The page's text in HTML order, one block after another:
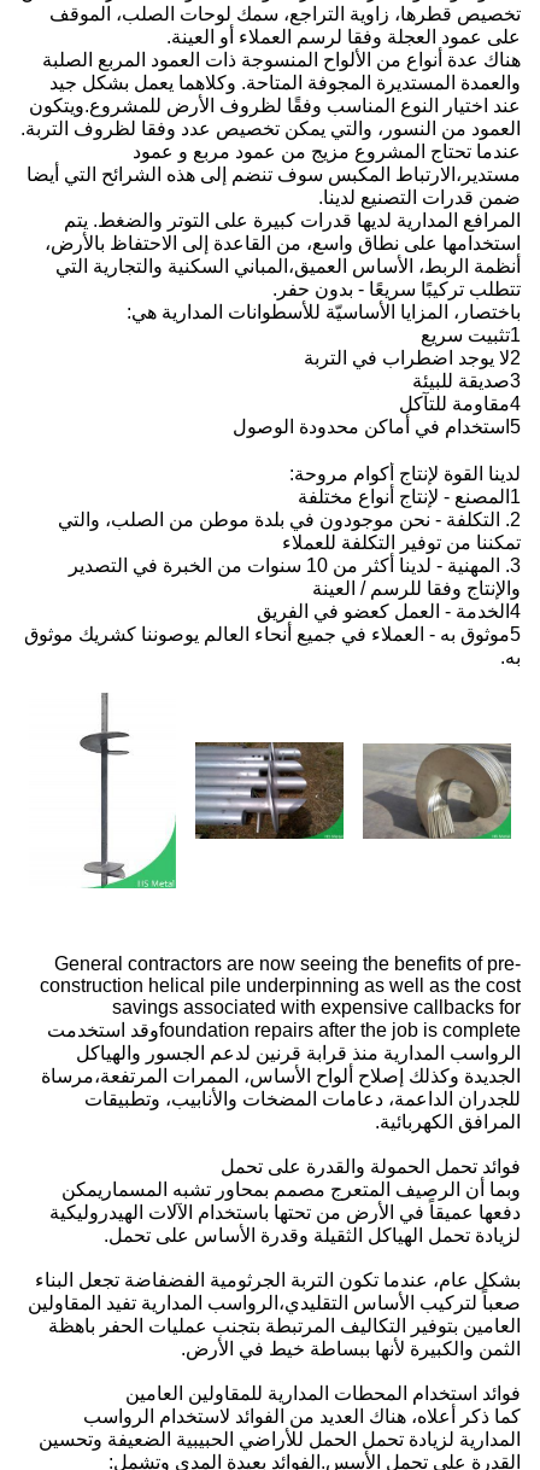
تخصيص قطرها، زاوية التراجع، سمك لوحات الصلب، الموقف
على عمود العجلة وفقا لرسم العملاء أو العينة.
هناك عدة أنواع من الألواح المنسوجة ذات العمود المربع الصلبة
والعمدة المستديرة المجوفة المتاحة. وكلاهما يعمل بشكل جيد
عند اختيار النوع المناسب وفقًا لظروف الأرض للمشروع.ويتكون
العمود من النسور، والتي يمكن تخصيص عدد وفقا لظروف التربة.
عندما تحتاج المشروع مزيج من عمود مربع و عمود
مستدير،الارتباط المكبس سوف تنضم إلى هذه الشرائح التي أيضا
ضمن قدرات التصنيع لدينا.
المرافع المدارية لديها قدرات كبيرة على التوتر والضغط. يتم
استخدامها على نطاق واسع، من القاعدة إلى الاحتفاظ بالأرض،
أنظمة الربط، الأساس العميق،المباني السكنية والتجارية التي
تتطلب تركيبًا سريعًا - بدون حفر.
باختصار، المزايا الأساسيّة للأسطوانات المدارية هي:
1تثبيت سريع
2لا يوجد اضطراب في التربة
3صديقة للبيئة
4مقاومة للتآكل
5استخدام في أماكن محدودة الوصول
لدينا القوة لإنتاج أكوام مروحة:
1المصنع - لإنتاج أنواع مختلفة
2. التكلفة - نحن موجودون في بلدة موطن من الصلب، والتي
تمكننا من توفير التكلفة للعملاء
3. المهنية - لدينا أكثر من 10 سنوات من الخبرة في التصدير
والإنتاج وفقا للرسم / العينة
4الخدمة - العمل كعضو في الفريق
5موثوق به - العملاء في جميع أنحاء العالم يوصوننا كشريك موثوق
به.
General contractors are now seeing the benefits of pre-
construction helical pile underpinning as well as the cost
savings associated with expensive callbacks for
foundation repairs after the job is completeوقد استخدمت
الرواسب المدارية منذ قرابة قرنين لدعم الجسور والهياكل
الجديدة وكذلك إصلاح ألواح الأساس، الممرات المرتفعة،مرساة
للجدران الداعمة، دعامات المضخات والأنابيب، وتطبيقات
المرافق الكهربائية.
فوائد تحمل الحمولة والقدرة على تحمل
وبما أن الرصيف المتعرج مصمم بمحاور تشبه المسماريمكن
دفعها عميقاً في الأرض من تحتها باستخدام الآلات الهيدروليكية
لزيادة تحمل الهياكل الثقيلة وقدرة الأساس على تحمل.
بشكل عام، عندما تكون التربة الجرثومية الفضفاضة تجعل البناء
صعباً لتركيب الأساس التقليدي،الرواسب المدارية تفيد المقاولين
العامين بتوفير التكاليف المرتبطة بتجنب عمليات الحفر باهظة
الثمن والكبيرة لأنها ببساطة خيط في الأرض.
فوائد استخدام المحطات المدارية للمقاولين العامين
كما ذكر أعلاه، هناك العديد من الفوائد لاستخدام الرواسب
المدارية لزيادة تحمل الحمل للأراضي الحبيبية الضعيفة وتحسين
القدرة على تحمل الأسس.الفوائد بعيدة المدى وتشمل: